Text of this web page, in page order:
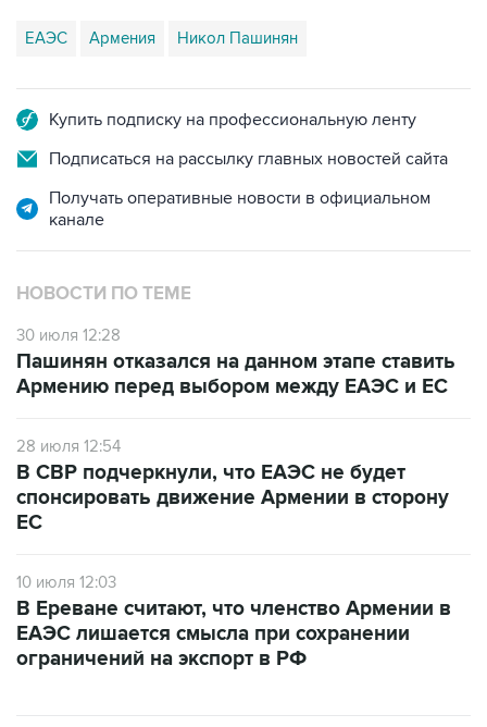
ЕАЭС Армения Никол Пашинян
Купить подписку на профессиональную ленту
Подписаться на рассылку главных новостей сайта
Получать оперативные новости в официальном
канале
НОВОСТИ ПО ТЕМЕ
30 июля 12:28
Пашинян отказался на данном этапе ставить
Армению перед выбором между ЕАЭС и ЕС
28 июля 12:54
В СВР подчеркнули, что ЕАЭС не будет
спонсировать движение Армении в сторону
ЕС
10 июля 12:03
В Ереване считают, что членство Армении в
ЕАЭС лишается смысла при сохранении
ограничений на экспорт в РФ